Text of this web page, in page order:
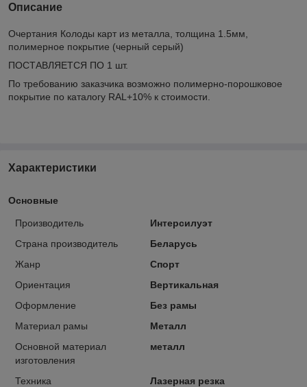
Описание
Очертания Колоды карт из металла, толщина 1.5мм,
полимерное покрытие (черный серый)
ПОСТАВЛЯЕТСЯ ПО 1 шт.
По требованию заказчика возможно полимерно-порошковое
покрытие по каталогу RAL+10% к стоимости.
Характеристики
Основные
Производитель
Интерсилуэт
Страна производитель
Беларусь
Жанр
Спорт
Ориентация
Вертикальная
Оформление
Без рамы
Материал рамы
Металл
Основной материал
изготовления
металл
Техника
Лазерная резка